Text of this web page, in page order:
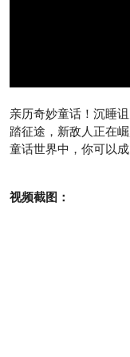
亲历奇妙童话！沉睡
踏征途，新敌人正在
童话世界中，你可以
视频截图：